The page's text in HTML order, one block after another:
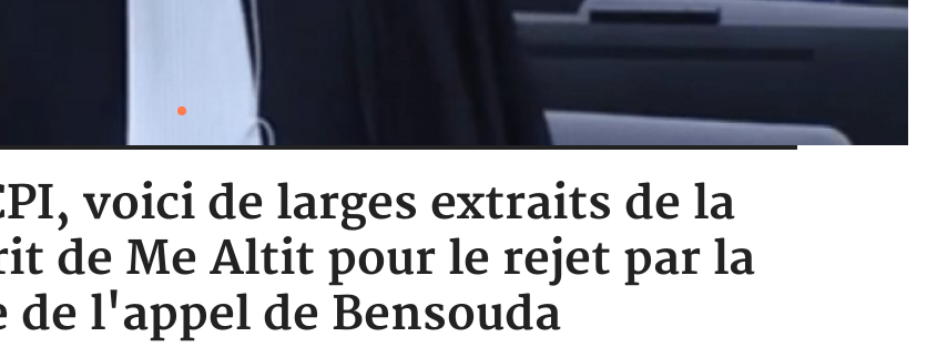
voici de larges extraits de la
de Me Altit pour le rejet par la
de l'appel de Bensouda